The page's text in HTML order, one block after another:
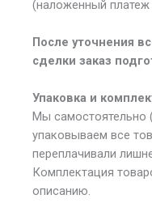
(наложенный
После уточнения
сделки заказ
Упаковка и
Мы самостоятельно
упаковываем все
переплачивали
Комплектация
описанию.